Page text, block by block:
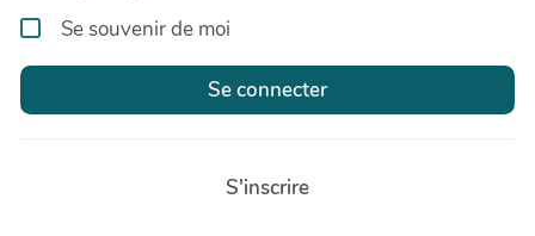
Se souvenir de moi
Se connecter
S'inscrire